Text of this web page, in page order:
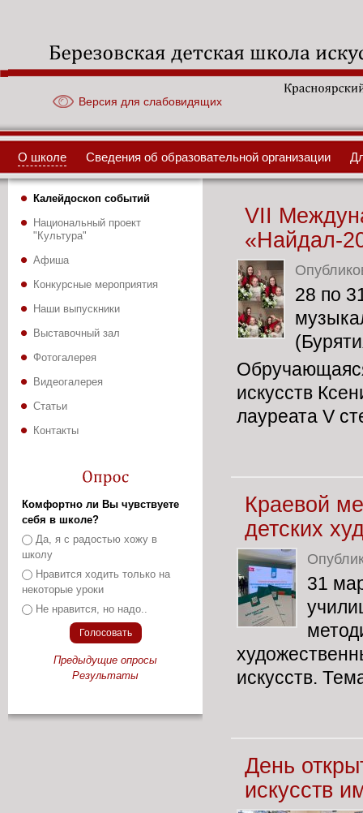
Версия для слабовидящих
О школе Сведения об образовательной организации
Калейдоскоп событий
Национальный проект
"Культура"
Афиша
Конкурсные мероприятия
Наши выпускники
Выставочный зал
Фотогалерея
Видеогалерея
Статьи
Контакты
Комфортно ли Вы чувствуете
себя в школе?
Варианты
Да, я с радостью хожу в
школу
Нравится ходить только на
некоторые уроки
Не нравится, но надо..
Предыдущие опросы
Результаты
VII
«Найдал-
28 по
искусств
лауреата V
Краевой
детских
31
искусств.
День
искусств